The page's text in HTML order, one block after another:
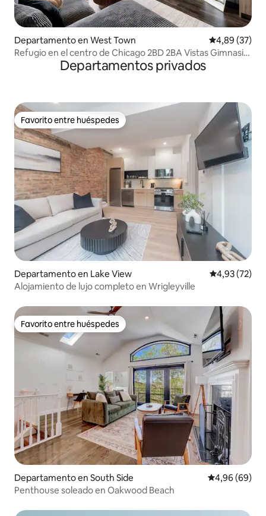
Departamento en West Town Calificación
4,89 (37)
Refugio en el centro de Chicago 2BD 2BA Vistas Gimnasio
Departamentos privados
Favorito entre huéspedes
Favorito entre huéspedes
Departamento en Lake View Calificación
4,93 (72)
Alojamiento de lujo completo en Wrigleyville
Favorito entre huéspedes
Favorito entre huéspedes
Departamento en South Side Calificación
4,96 (69)
Penthouse soleado en Oakwood Beach